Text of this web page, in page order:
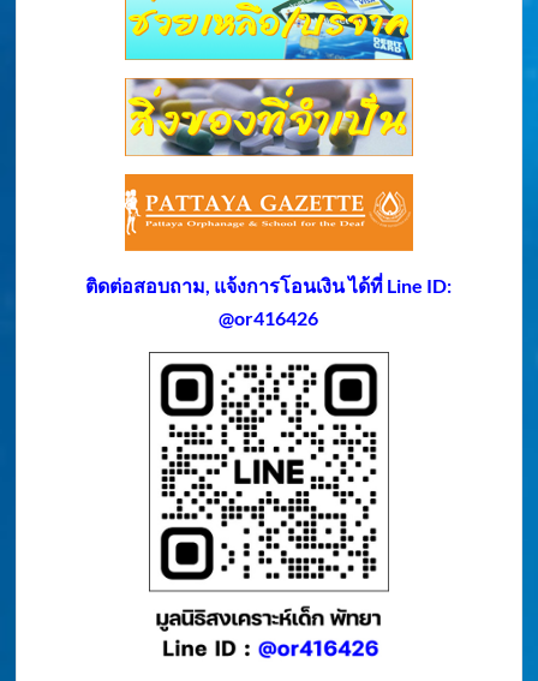
ติดต่อสอบถาม, แจ้งการโอนเงิน ได้ที่ Line ID:
@or416426